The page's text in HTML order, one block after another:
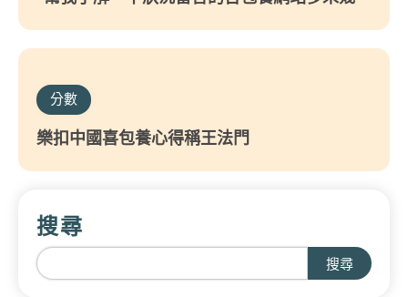
分數
樂扣中國喜包養心得稱王法門
搜尋
搜尋